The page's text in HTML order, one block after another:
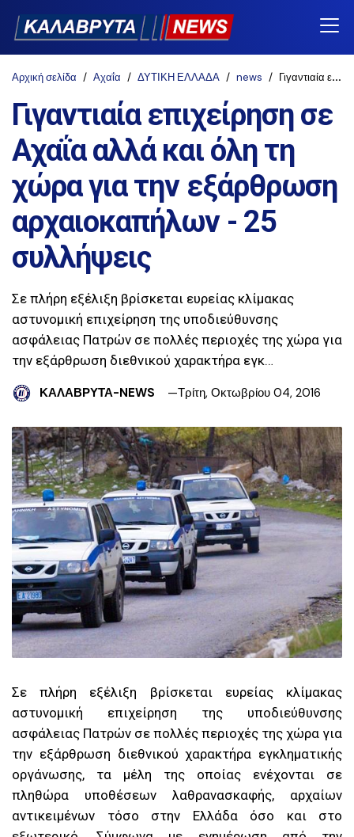
Αρχική σελίδα Αχαΐα ΔΥΤΙΚΗ ΕΛΛΑΔΑ news Γιγαντιαία επιχείρηση σε Αχαΐα αλλά και όλη τη χώρα για την εξάρθρωση αρχαιοκαπήλων - 25 συλλήψεις
Γιγαντιαία επιχείρηση σε
Αχαΐα αλλά και όλη τη
χώρα για την εξάρθρωση
αρχαιοκαπήλων - 25
συλλήψεις
Σε πλήρη εξέλιξη βρίσκεται ευρείας κλίμακας
αστυνομική επιχείρηση της υποδιεύθυνσης
ασφάλειας Πατρών σε πολλές περιοχές της χώρα για
την εξάρθρωση διεθνικού χαρακτήρα εγκ…
ΚΑΛΑΒΡΥΤΑ-NEWS Τρίτη, Οκτωβρίου 04, 2016
Σε πλήρη εξέλιξη βρίσκεται ευρείας κλίμακας
αστυνομική επιχείρηση της υποδιεύθυνσης
ασφάλειας Πατρών σε πολλές περιοχές της χώρα για
την εξάρθρωση διεθνικού χαρακτήρα εγκληματικής
οργάνωσης, τα μέλη της οποίας ενέχονται σε
πληθώρα υποθέσεων λαθρανασκαφής, αρχαίων
αντικειμένων τόσο στην Ελλάδα όσο και στο